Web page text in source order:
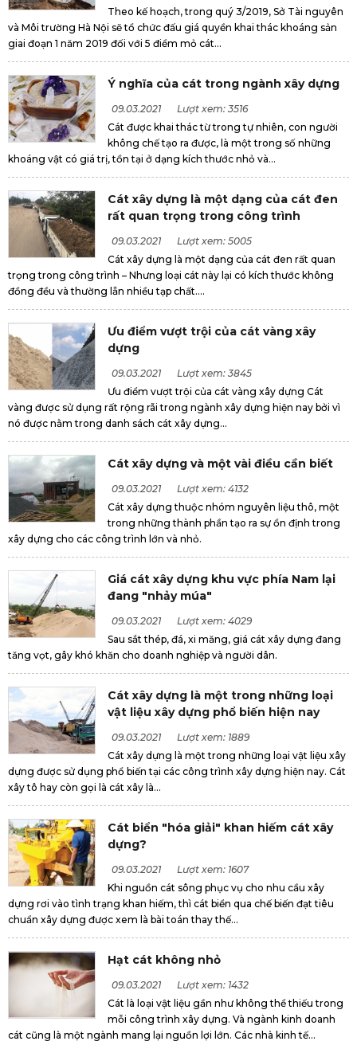
Theo kế hoạch, trong quý 3/2019, Sở Tài nguyên
và Môi trường Hà Nội sẽ tổ chức đấu giá quyền khai thác khoáng sản
giai đoạn 1 năm 2019 đối với 5 điểm mỏ cát...
Ý nghĩa của cát trong ngành xây dựng
09.03.2021
Lượt xem: 3516
Cát được khai thác từ trong tự nhiên, con người
không chế tạo ra được, là một trong số những
khoáng vật có giá trị, tồn tại ở dạng kích thước nhỏ và...
Cát xây dựng là một dạng của cát đen
rất quan trọng trong công trình
09.03.2021
Lượt xem: 5005
Cát xây dựng là một dạng của cát đen rất quan
trọng trong công trình – Nhưng loại cát này lại có kích thước không
đồng đều và thường lẫn nhiều tạp chất....
Ưu điểm vượt trội của cát vàng xây
dựng
09.03.2021
Lượt xem: 3845
Ưu điểm vượt trội của cát vàng xây dựng Cát
vàng được sử dụng rất rộng rãi trong ngành xây dựng hiện nay bởi vì
nó được nằm trong danh sách cát xây dựng...
Cát xây dựng và một vài điều cần biết
09.03.2021
Lượt xem: 4132
Cát xây dựng thuộc nhóm nguyên liệu thô, một
trong những thành phần tạo ra sự ổn định trong
xây dựng cho các công trình lớn và nhỏ.
Giá cát xây dựng khu vực phía Nam lại
đang "nhảy múa"
09.03.2021
Lượt xem: 4029
Sau sắt thép, đá, xi măng, giá cát xây dựng đang
tăng vọt, gây khó khăn cho doanh nghiệp và người dân.
Cát xây dựng là một trong những loại
vật liệu xây dựng phổ biến hiện nay
09.03.2021
Lượt xem: 1889
Cát xây dựng là một trong những loại vật liệu xây
dựng được sử dụng phổ biến tại các công trình xây dựng hiện nay. Cát
xây tô hay còn gọi là cát xây là...
Cát biển "hóa giải" khan hiếm cát xây
dựng?
09.03.2021
Lượt xem: 1607
Khi nguồn cát sông phục vụ cho nhu cầu xây
dựng rơi vào tình trạng khan hiếm, thì cát biển qua chế biến đạt tiêu
chuẩn xây dựng được xem là bài toán thay thế...
Hạt cát không nhỏ
09.03.2021
Lượt xem: 1432
Cát là loại vật liệu gần như không thể thiếu trong
mỗi công trình xây dựng. Và ngành kinh doanh
cát cũng là một ngành mang lại nguồn lợi lớn. Các nhà kinh tế...